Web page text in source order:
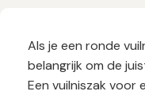
Als je een ronde
belangrijk om de
Een vuilniszak voor